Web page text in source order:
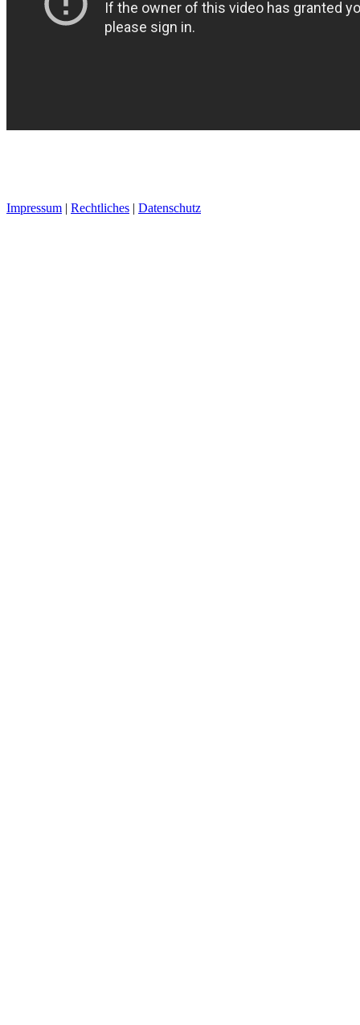
Impressum | Rechtliches | Datenschutz